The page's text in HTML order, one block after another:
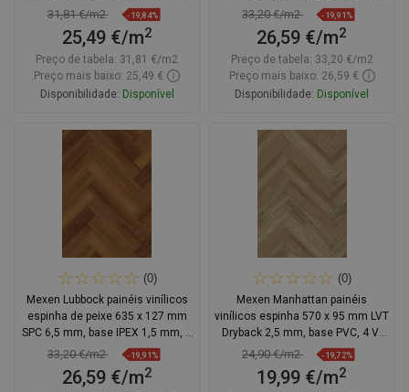
Carvalho
31,81 €/m2 -19,84%
25,49 €/m2
Preço de tabela: 31,81 €/m2
Preço mais baixo: 25,49 €
Disponibilidade: Disponível
Adicionar
Favoritos
mm, 4 V-Fuga, Carvalho
33,20 €/m2 -19,91%
26,59 €/m2
Preço de tabela: 33,20 €/m2
Preço mais baixo: 26,59 €
Disponibilidade: Disponível
Adicionar
Favoritos
(0)
Mexen Lubbock painéis vinílicos
espinha de peixe 635 x 127 mm
SPC 6,5 mm, base IPEX 1,5 mm, 4
V-Fuga, Teak
33,20 €/m2 -19,91%
26,59 €/m2
(0)
Mexen Manhattan painéis
vinílicos espinha 570 x 95 mm LVT
Dryback 2,5 mm, base PVC, 4 V-
Fuga, Carvalho
24,90 €/m2 -19,72%
19,99 €/m2